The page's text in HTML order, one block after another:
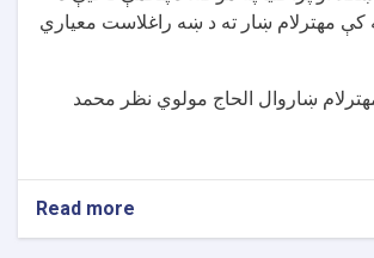
کې مهترلام ښار ته د ښه راغلاست معیاري
ښاروال الحاج مولوي نظر محمد
Read more
په